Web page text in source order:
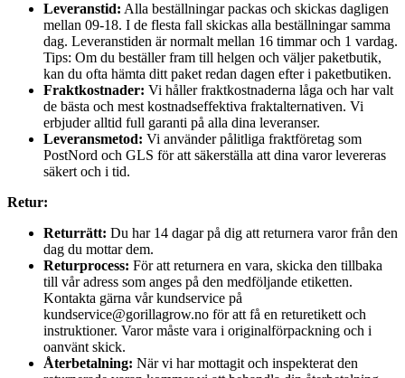
Leveranstid: Alla beställningar packas och skickas dagligen
mellan 09-18. I de flesta fall skickas alla beställningar samma
dag. Leveranstiden är normalt mellan 16 timmar och 1 vardag.
Tips: Om du beställer fram till helgen och väljer paketbutik,
kan du ofta hämta ditt paket redan dagen efter i paketbutiken.
Fraktkostnader: Vi håller fraktkostnaderna låga och har valt
de bästa och mest kostnadseffektiva fraktalternativen. Vi
erbjuder alltid full garanti på alla dina leveranser.
Leveransmetod: Vi använder pålitliga fraktföretag som
PostNord och GLS för att säkerställa att dina varor levereras
säkert och i tid.
Retur:
Returrätt: Du har 14 dagar på dig att returnera varor från den
dag du mottar dem.
Returprocess: För att returnera en vara, skicka den tillbaka
till vår adress som anges på den medföljande etiketten.
Kontakta gärna vår kundservice på
kundservice@gorillagrow.no för att få en returetikett och
instruktioner. Varor måste vara i originalförpackning och i
oanvänt skick.
Återbetalning: När vi har mottagit och inspekterat den